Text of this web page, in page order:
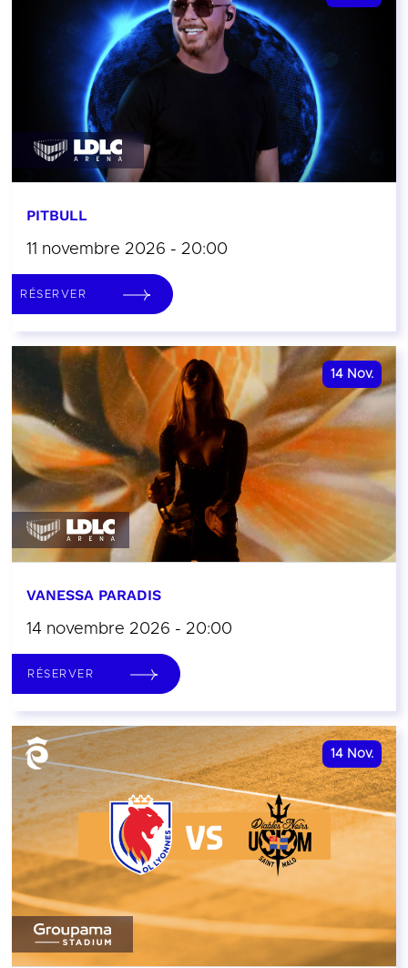
PITBULL
11 novembre 2026 - 20:00
RÉSERVER
14 Nov.
VANESSA PARADIS
14 novembre 2026 - 20:00
RÉSERVER
14 Nov.